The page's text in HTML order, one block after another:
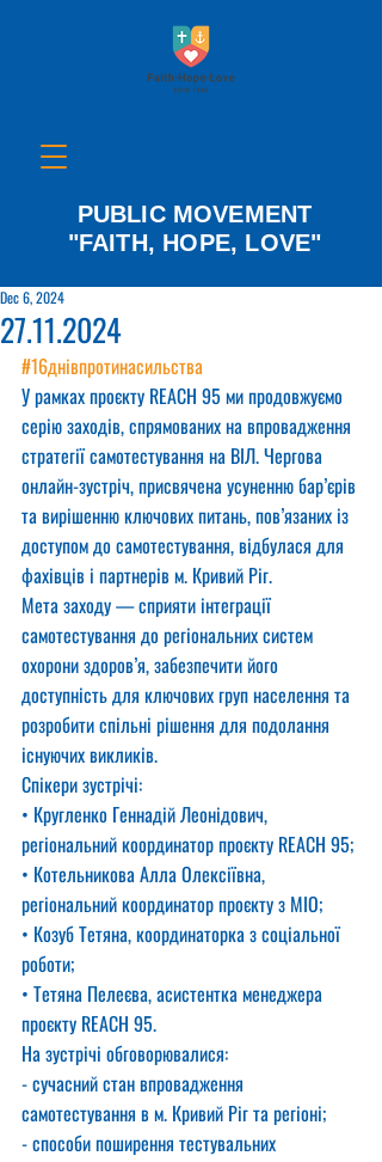
PUBLIC MOVEMENT
"FAITH, HOPE, LOVE"
27.11.2024
Dec 6, 2024
#16днівпротинасильства
У рамках проєкту REACH 95 ми продовжуємо
серію заходів, спрямованих на впровадження
стратегії самотестування на ВІЛ. Чергова
онлайн-зустріч, присвячена усуненню бар’єрів
та вирішенню ключових питань, пов’язаних із
доступом до самотестування, відбулася для
фахівців і партнерів м. Кривий Ріг.
Мета заходу — сприяти інтеграції
самотестування до регіональних систем
охорони здоров’я, забезпечити його
доступність для ключових груп населення та
розробити спільні рішення для подолання
існуючих викликів.
Спікери зустрічі:
• Кругленко Геннадій Леонідович,
регіональний координатор проєкту REACH 95;
• Котельникова Алла Олексіївна,
регіональний координатор проєкту з МІО;
• Козуб Тетяна, координаторка з соціальної
роботи;
• Тетяна Пелеєва, асистентка менеджера
проєкту REACH 95.
На зустрічі обговорювалися:
- сучасний стан впровадження
самотестування в м. Кривий Ріг та регіоні;
- способи поширення тестувальних